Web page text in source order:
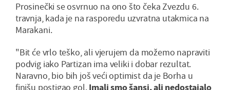
Prosinečki se osvrnuo na ono što čeka Zvezdu 6.
travnja, kada je na rasporedu uzvratna utakmica na
Marakani.
"Bit će vrlo teško, ali vjerujem da možemo napraviti
podvig iako Partizan ima veliki i dobar rezultat.
Naravno, bio bih još veći optimist da je Borha u
finišu postigao gol.Imali smo šansi, ali nedostajalo